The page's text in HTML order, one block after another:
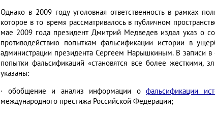
Однако в 2009 году уголовная ответственность в рамках
которое в то время рассматривалось в публичном
мае 2009 года президент Дмитрий Медведев издал указ о
противодействию попыткам фальсификации истории в
администрации президента Сергеем Нарышкиным. В записи
попытки фальсификаций «становятся все более жесткими,
указаны:
· обобщение и анализ информации офальсификации
международного престижа Российской Федерации;